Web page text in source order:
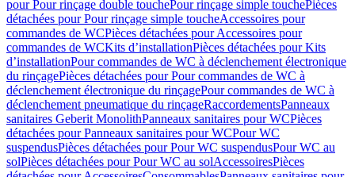
pour Pour rinçage double touchePour rinçage simple touchePièces
détachées pour Pour rinçage simple toucheAccessoires pour
commandes de WCPièces détachées pour Accessoires pour
commandes de WCKits d’installationPièces détachées pour Kits
d’installationPour commandes de WC à déclenchement électronique
du rinçagePièces détachées pour Pour commandes de WC à
déclenchement électronique du rinçagePour commandes de WC à
déclenchement pneumatique du rinçageRaccordementsPanneaux
sanitaires Geberit MonolithPanneaux sanitaires pour WCPièces
détachées pour Panneaux sanitaires pour WCPour WC
suspendusPièces détachées pour Pour WC suspendusPour WC au
solPièces détachées pour Pour WC au solAccessoiresPièces